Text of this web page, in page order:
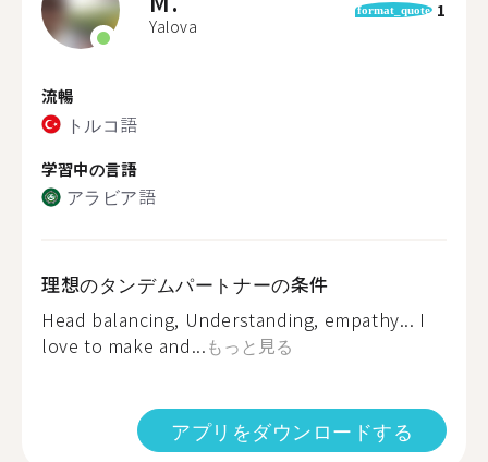
Yalova
format_quote 1
流暢
トルコ語
学習中の言語
アラビア語
理想のタンデムパートナーの条件
Head balancing, Understanding, empathy... I
love to make and...もっと見る
アプリをダウンロードする